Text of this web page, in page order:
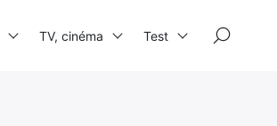
TV, cinéma Test